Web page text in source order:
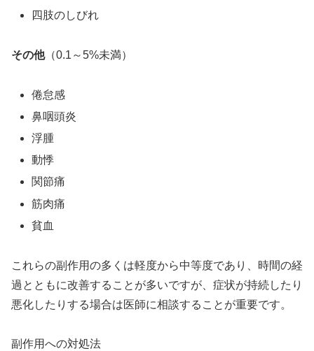
四肢のしびれ
その他（0.1～5%未満）
倦怠感
鼻咽頭炎
浮腫
動悸
関節痛
筋肉痛
貧血
これらの副作用の多くは軽度から中等度であり、時間の経
過とともに改善することが多いですが、症状が持続したり
悪化したりする場合は医師に相談することが重要です。
副作用への対処法